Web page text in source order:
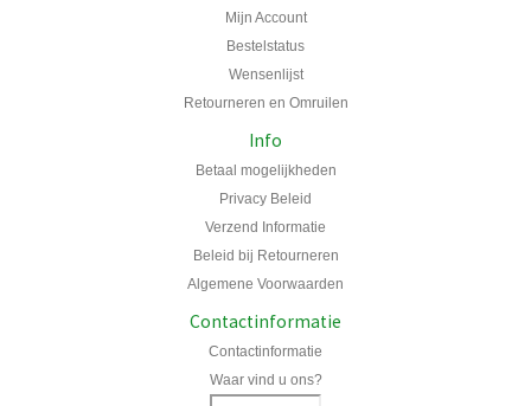
Mijn Account
Bestelstatus
Wensenlijst
Retourneren en Omruilen
Info
Betaal mogelijkheden
Privacy Beleid
Verzend Informatie
Beleid bij Retourneren
Algemene Voorwaarden
Contactinformatie
Contactinformatie
Waar vind u ons?